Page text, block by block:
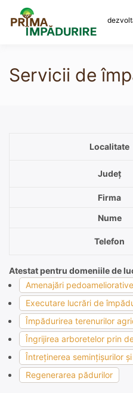
content
Servicii de
Localitate
Județ
Firma
Nume
Telefon
Atestat pentru domeniile de
Amenajări
Executare lucrări de
Împădurirea terenurilor
Îngrijirea arboretelor prin
Întreţinerea seminţişurilor
Regenerarea pădurilor